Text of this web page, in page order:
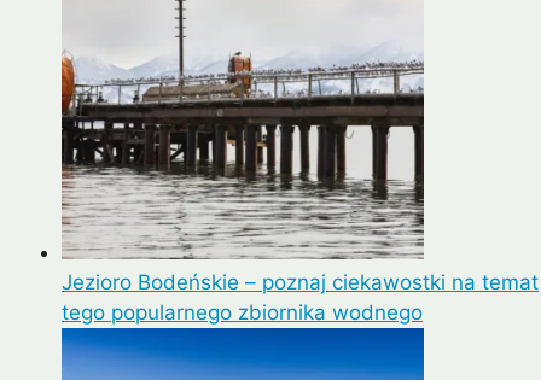
Jezioro Bodeńskie – poznaj ciekawostki na temat
tego popularnego zbiornika wodnego